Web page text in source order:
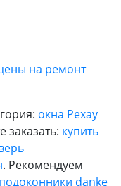
на ремонт
окна Рехау
заказать: купить
. Рекомендуем
подоконники danke